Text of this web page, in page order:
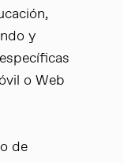
y
o Web
de